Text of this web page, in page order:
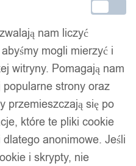
nam liczyć
mogli mierzyć i
witryny. Pomagają nam
strony oraz
przemieszczają się po
które te pliki cookie
anonimowe. Jeśli
i skrypty, nie